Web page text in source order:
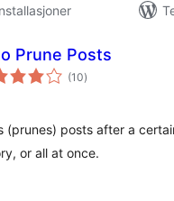
Prune Posts
(10totale
vurderinger
)
(prunes) posts after a
or all at once.